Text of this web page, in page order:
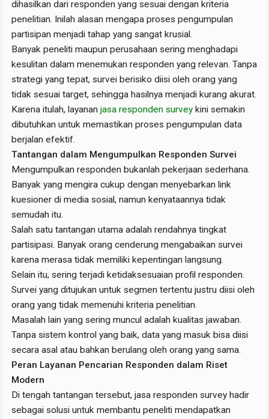
dihasilkan dari responden yang sesuai dengan kriteria
penelitian. Inilah alasan mengapa proses pengumpulan
partisipan menjadi tahap yang sangat krusial.
Banyak peneliti maupun perusahaan sering menghadapi
kesulitan dalam menemukan responden yang relevan. Tanpa
strategi yang tepat, survei berisiko diisi oleh orang yang
tidak sesuai target, sehingga hasilnya menjadi kurang akurat.
Karena itulah, layananjasa responden survey kini semakin
dibutuhkan untuk memastikan proses pengumpulan data
berjalan efektif.
Tantangan dalam Mengumpulkan Responden Survei
Mengumpulkan responden bukanlah pekerjaan sederhana.
Banyak yang mengira cukup dengan menyebarkan link
kuesioner di media sosial, namun kenyataannya tidak
semudah itu.
Salah satu tantangan utama adalah rendahnya tingkat
partisipasi. Banyak orang cenderung mengabaikan survei
karena merasa tidak memiliki kepentingan langsung.
Selain itu, sering terjadi ketidaksesuaian profil responden.
Survei yang ditujukan untuk segmen tertentu justru diisi oleh
orang yang tidak memenuhi kriteria penelitian.
Masalah lain yang sering muncul adalah kualitas jawaban.
Tanpa sistem kontrol yang baik, data yang masuk bisa diisi
secara asal atau bahkan berulang oleh orang yang sama.
Peran Layanan Pencarian Responden dalam Riset
Modern
Di tengah tantangan tersebut, jasa responden survey hadir
sebagai solusi untuk membantu peneliti mendapatkan